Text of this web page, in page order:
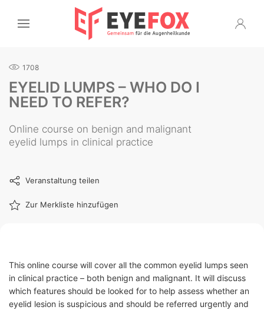
1708
EYELID LUMPS – WHO DO I
NEED TO REFER?
Online course on benign and malignant
eyelid lumps in clinical practice
Veranstaltung teilen
Zur Merkliste hinzufügen
This online course will cover all the common eyelid lumps seen
in clinical practice – both benign and malignant. It will discuss
which features should be looked for to help assess whether an
eyelid lesion is suspicious and should be referred urgently and